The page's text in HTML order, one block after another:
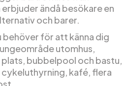
ändå besökare en
och barer.
behöver för att känna dig
utomhus,
bubbelpool och bastu,
kafé, flera